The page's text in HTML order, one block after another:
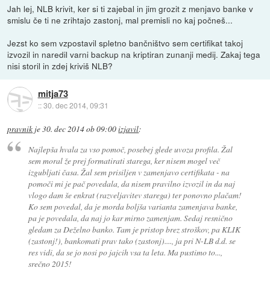
Jah lej, NLB krivit, ker si ti zajebal in jim grozit z menjavo banke v
smislu če ti ne zrihtajo zastonj, mal premisli no kaj počneš...
Jezst ko sem vzpostavil spletno bančništvo sem certifikat takoj
izvozil in naredil varni backup na kriptiran zunanji medij. Zakaj tega
nisi storil in zdej kriviš NLB?
mitja73
::30. dec 2014, 09:31
pravnik je30. dec 2014 ob 09:00izjavil:
Najlepša hvala za vso pomoč, posebej glede uvoza profila. Žal
sem moral že prej formatirati starega, ker nisem mogel več
izgubljati časa. Žal sem prisiljen v zamenjavo certifikata - na
pomoči mi je pač povedala, da nisem pravilno izvozil in da naj
vlogo dam še enkrat (razveljavitev starega) ter ponovno plačam!
Ko sem povedal, da je morda boljša varianta zamenjava banke,
pa je povedala, da naj jo kar mirno zamenjam. Sedaj resnično
gledam za Deželno banko. Tam je pristop brez stroškov, pa KLIK
(zastonj!), bankomati prav tako (zastonj)...., ja pri N-LB d.d. se
res vidi, da se jo nosi po jajcih vsa ta leta. Ma pustimo to...,
srečno 2015!